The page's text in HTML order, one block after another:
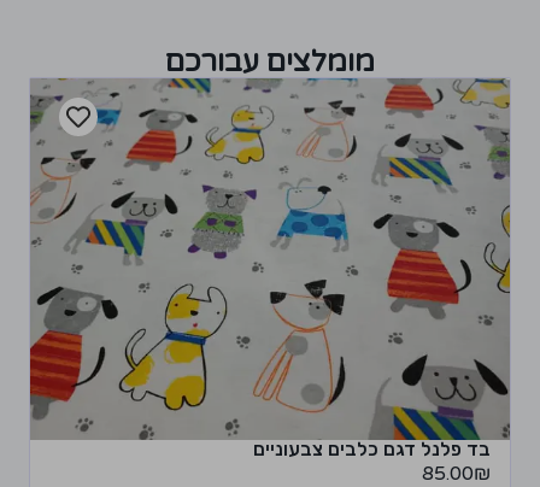
מומלצים עבורכם
בד פלנל דגם כלבים צבעוניים
85.00₪